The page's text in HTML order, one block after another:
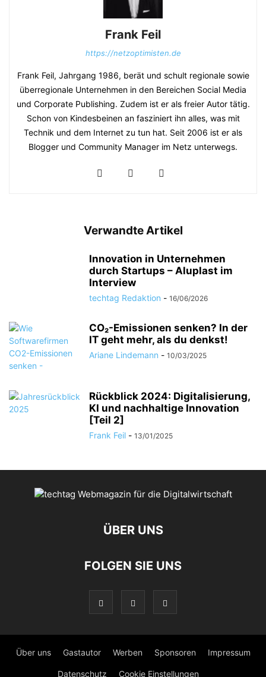
Frank Feil
https://netzoptimisten.de
Frank Feil, Jahrgang 1986, berät und schult regionale sowie
überregionale Unternehmen in den Bereichen Social Media
und Corporate Publishing. Zudem ist er als freier Autor tätig.
Schon von Kindesbeinen an fasziniert ihn alles, was mit
Technik und dem Internet zu tun hat. Seit 2006 ist er als
Blogger und Community Manager im Netz unterwegs.
Verwandte Artikel
Innovation in Unternehmen
durch Startups – Aluplast im
Interview
techtag Redaktion - 16/06/2026
CO₂-Emissionen senken? In der
IT geht mehr, als du denkst!
Ariane Lindemann - 10/03/2025
Rückblick 2024: Digitalisierung,
KI und nachhaltige Innovation
[Teil 2]
Frank Feil - 13/01/2025
ÜBER UNS
FOLGEN SIE UNS
Über uns Gastautor Werben Sponsoren Impressum
Datenschutz Cookie Einstellungen